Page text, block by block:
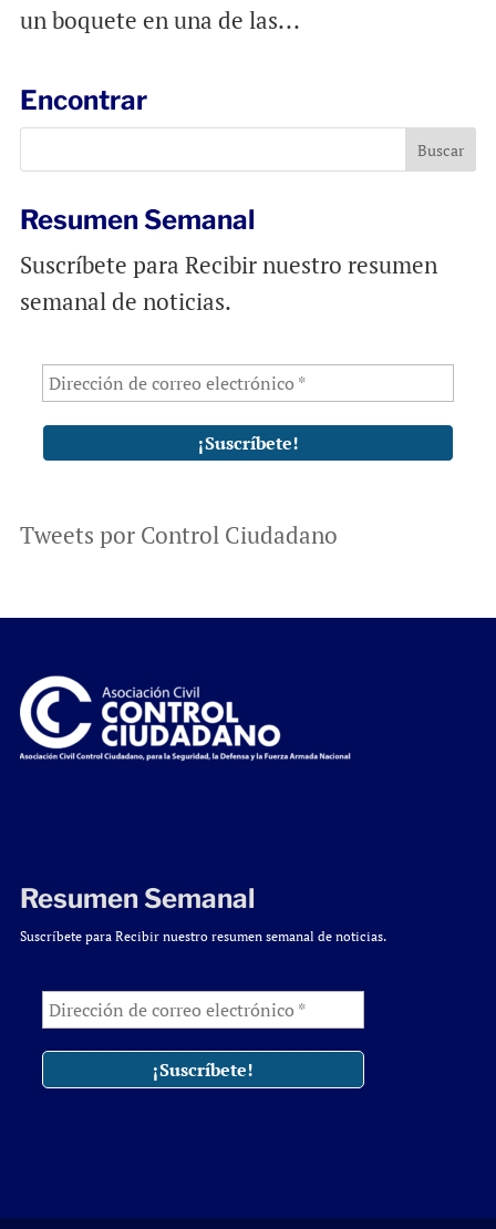
un boquete en una de las...
Encontrar
Resumen Semanal
Suscríbete para Recibir nuestro resumen
semanal de noticias.
Tweets por Control Ciudadano
Resumen Semanal
Suscríbete para Recibir nuestro resumen semanal de noticias.